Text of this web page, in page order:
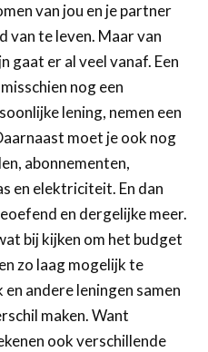
van jou en je partner
van te leven. Maar van
gaat er al veel vanaf. Een
nog een
lening, nemen een
moet je ook nog
abonnementen,
en elektriciteit. En dan
en dergelijke meer.
bij kijken om het budget
zo laag mogelijk te
andere leningen samen
maken. Want
ook verschillende